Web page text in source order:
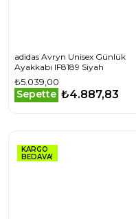
adidas Avryn Unisex Günlük
Ayakkabı IF8189 Siyah
₺5.039,00
Sepette ₺4.887,83
KARGO
BEDAVA!